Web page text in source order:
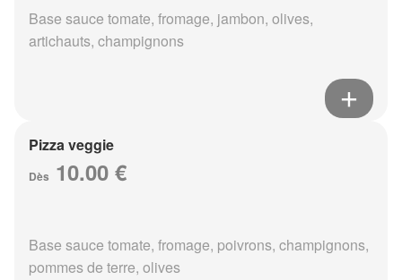
Base sauce tomate, fromage, jambon, olives,
artichauts, champignons
Pizza veggie
Dès 10.00 €
Base sauce tomate, fromage, poivrons, champignons,
pommes de terre, olives